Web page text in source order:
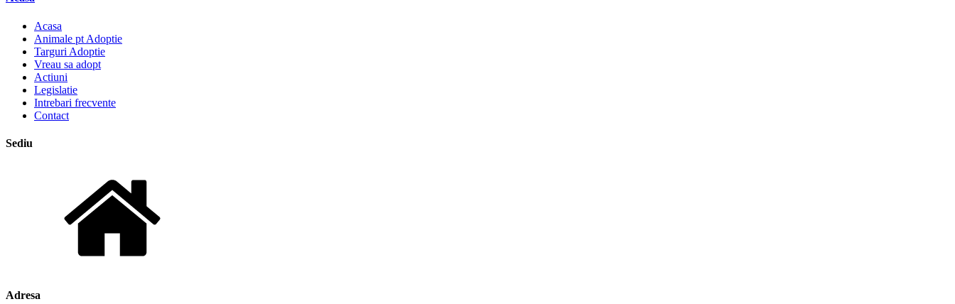
Acasa
Animale pt Adoptie
Targuri Adoptie
Vreau sa adopt
Actiuni
Legislatie
Intrebari frecvente
Contact
Sediu
Adresa